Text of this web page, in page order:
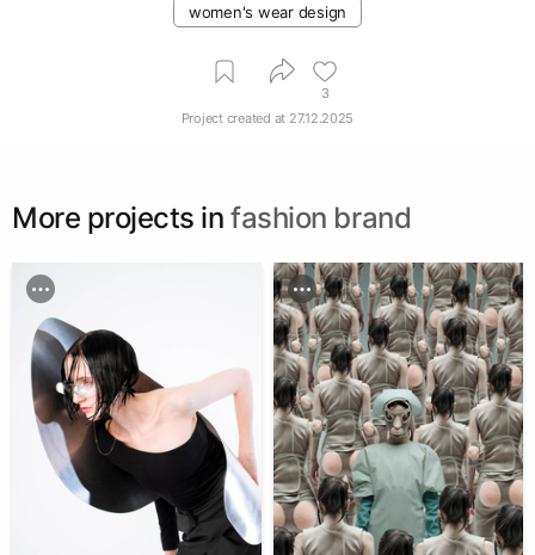
women's wear design
3
Project created at 27.12.2025
More projects in fashion brand